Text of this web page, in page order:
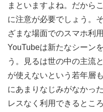
まといますよね。だから
に注意が必要でしょう。
ざまな場面でのスマホ利
YouTubeは新たなシーン
う。見るは世の中の主流
が使えないという若年層
にあまりなじみがなかっ
レスなく利用できるとこ